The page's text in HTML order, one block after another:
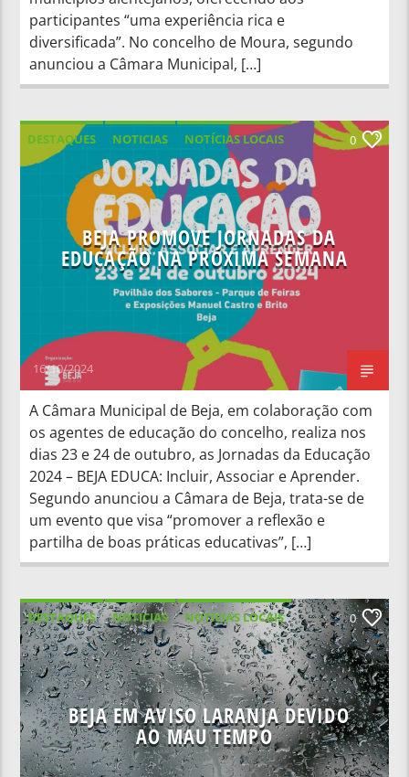
participantes “uma experiência rica e
diversificada”. No concelho de Moura, segundo
anunciou a Câmara Municipal, […]
DESTAQUES NOTICIAS
NOTÍCIAS LOCAIS
NOTÍCIAS NACIONAIS
0
BEJA PROMOVE JORNADAS DA
EDUCAÇÃO NA PRÓXIMA SEMANA
16/10/2024
A Câmara Municipal de Beja, em colaboração com
os agentes de educação do concelho, realiza nos
dias 23 e 24 de outubro, as Jornadas da Educação
2024 – BEJA EDUCA: Incluir, Associar e Aprender.
Segundo anunciou a Câmara de Beja, trata-se de
um evento que visa “promover a reflexão e
partilha de boas práticas educativas”, […]
DESTAQUES NOTICIAS
NOTÍCIAS LOCAIS
NOTÍCIAS NACIONAIS
0
BEJA EM AVISO LARANJA DEVIDO
AO MAU TEMPO